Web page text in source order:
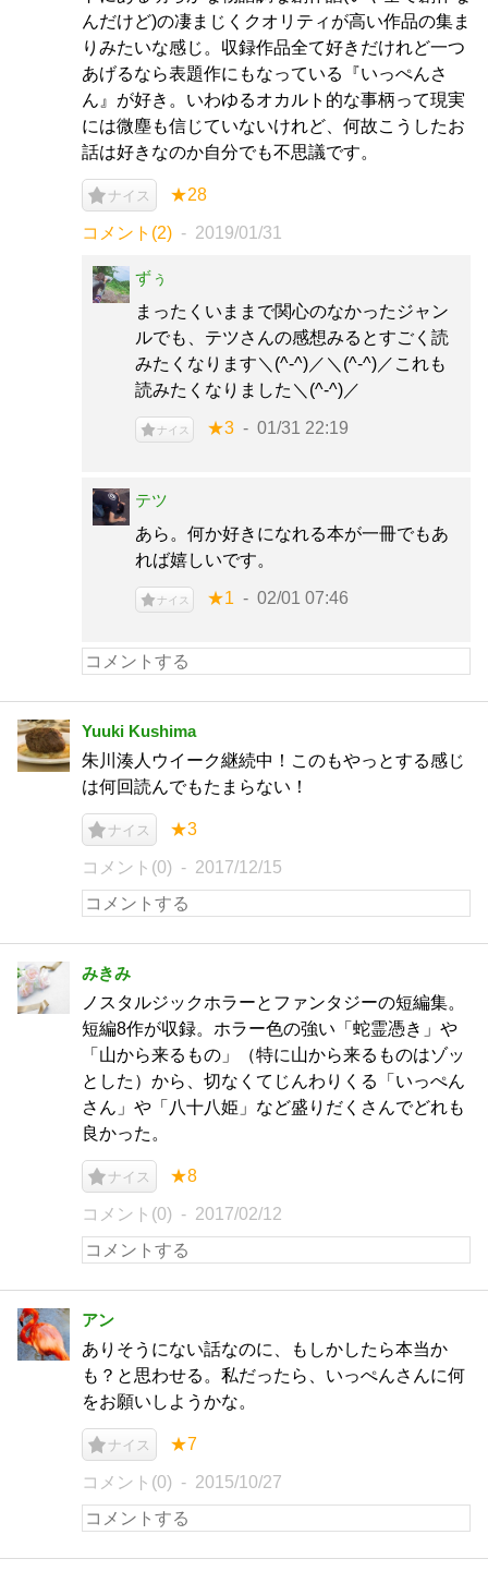
んだけど)の凄まじくクオリティが高い作品の集ま
りみたいな感じ。収録作品全て好きだけれど一つ
あげるなら表題作にもなっている『いっぺんさ
ん』が好き。いわゆるオカルト的な事柄って現実
には微塵も信じていないけれど、何故こうしたお
話は好きなのか自分でも不思議です。
ナイス ★28
コメント(2) 2019/01/31
ずぅ
まったくいままで関心のなかったジャン
ルでも、テツさんの感想みるとすごく読
みたくなります＼(^-^)／＼(^-^)／これも
読みたくなりました＼(^-^)／
ナイス ★3 01/31 22:19
テツ
あら。何か好きになれる本が一冊でもあ
れば嬉しいです。
ナイス ★1 02/01 07:46
Yuuki Kushima
朱川湊人ウイーク継続中！このもやっとする感じ
は何回読んでもたまらない！
ナイス ★3
コメント(0) 2017/12/15
みきみ
ノスタルジックホラーとファンタジーの短編集。
短編8作が収録。ホラー色の強い「蛇霊憑き」や
「山から来るもの」（特に山から来るものはゾッ
とした）から、切なくてじんわりくる「いっぺん
さん」や「八十八姫」など盛りだくさんでどれも
良かった。
ナイス ★8
コメント(0) 2017/02/12
アン
ありそうにない話なのに、もしかしたら本当か
も？と思わせる。私だったら、いっぺんさんに何
をお願いしようかな。
ナイス ★7
コメント(0) 2015/10/27